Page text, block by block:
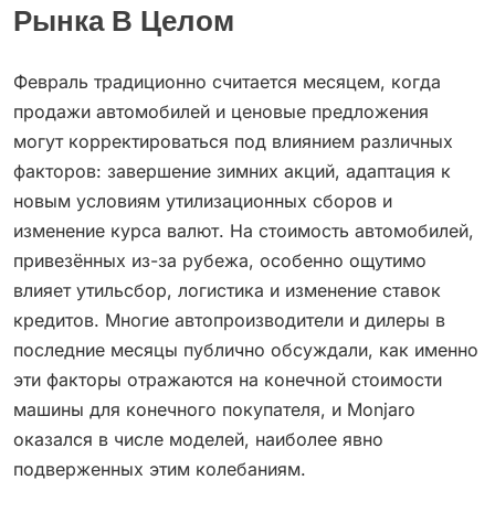
Рынка В Целом
Февраль традиционно считается месяцем, когда
продажи автомобилей и ценовые предложения
могут корректироваться под влиянием различных
факторов: завершение зимних акций, адаптация к
новым условиям утилизационных сборов и
изменение курса валют. На стоимость автомобилей,
привезённых из-за рубежа, особенно ощутимо
влияет утильсбор, логистика и изменение ставок
кредитов. Многие автопроизводители и дилеры в
последние месяцы публично обсуждали, как именно
эти факторы отражаются на конечной стоимости
машины для конечного покупателя, и Monjaro
оказался в числе моделей, наиболее явно
подверженных этим колебаниям.